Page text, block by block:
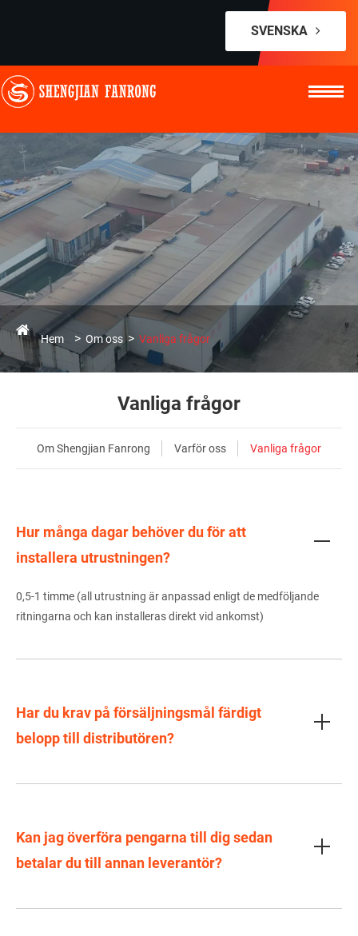
SVENSKA
Hem Om oss Vanliga frågor
Vanliga frågor
Om Shengjian Fanrong Varför oss Vanliga frågor
Hur många dagar behöver du för att
installera utrustningen?
0,5-1 timme (all utrustning är anpassad enligt de medföljande
ritningarna och kan installeras direkt vid ankomst)
Har du krav på försäljningsmål färdigt
belopp till distributören?
Kan jag överföra pengarna till dig sedan
betalar du till annan leverantör?